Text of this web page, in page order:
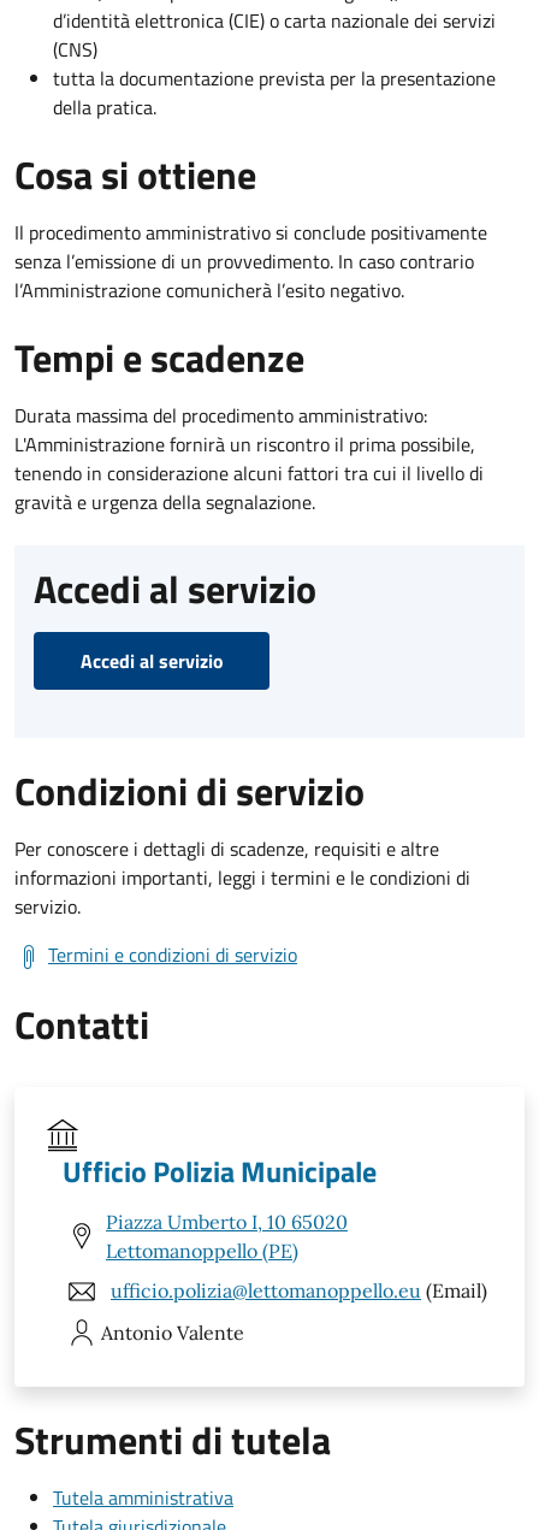
d’identità elettronica (CIE) o carta nazionale dei servizi
(CNS)
tutta la documentazione prevista per la presentazione
della pratica.
Cosa si ottiene
Il procedimento amministrativo si conclude positivamente
senza l’emissione di un provvedimento. In caso contrario
l’Amministrazione comunicherà l’esito negativo.
Tempi e scadenze
Durata massima del procedimento amministrativo:
L'Amministrazione fornirà un riscontro il prima possibile,
tenendo in considerazione alcuni fattori tra cui il livello di
gravità e urgenza della segnalazione.
Accedi al servizio
Accedi al servizio
Condizioni di servizio
Per conoscere i dettagli di scadenze, requisiti e altre
informazioni importanti, leggi i termini e le condizioni di
servizio.
Termini e condizioni di servizio
Contatti
Ufficio Polizia Municipale
Piazza Umberto I, 10 65020
Lettomanoppello (PE)
ufficio.polizia@lettomanoppello.eu (Email)
Antonio Valente
Strumenti di tutela
Tutela amministrativa